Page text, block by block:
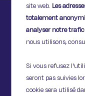
site web. Les
totalement
analyser notre trafic
nous utilisons,
Si vous refusez
seront pas suivies
cookie sera utilisé